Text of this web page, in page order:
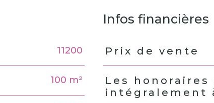
11200
100 m²
Infos financières
Caractéristiques
Prix de vente
Les
intégralement